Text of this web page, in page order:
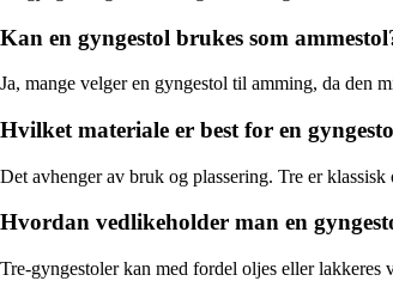
Kan en gyngestol brukes som
Ja, mange velger en gyngestol til amming, da den
Hvilket materiale er best for en
Det avhenger av bruk og plassering. Tre er
Hvordan vedlikeholder man en
Tre-gyngestoler kan med fordel oljes eller lakkeres